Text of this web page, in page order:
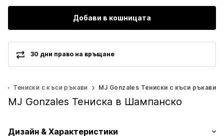
Добави в кошницата
30 дни право на връщане
Тениски с къси ръкави MJ Gonzales Тениски с къси ръкави
MJ Gonzales Тениска в Шампанско
Дизайн & Характеристики